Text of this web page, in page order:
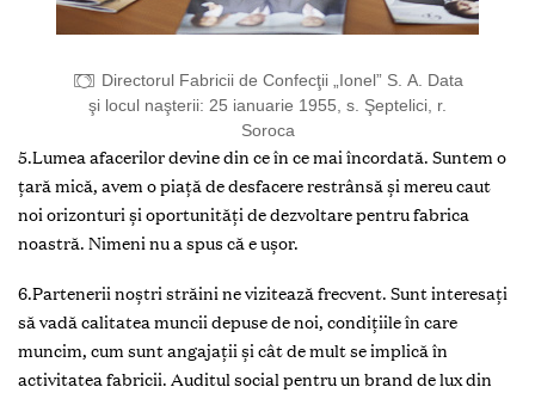
Directorul Fabricii de Confecţii „Ionel” S. A. Data
şi locul naşterii: 25 ianuarie 1955, s. Şeptelici, r.
Soroca
5.Lumea afacerilor devine din ce în ce mai încordată. Suntem o
ţară mică, avem o piaţă de desfacere restrânsă şi mereu caut
noi orizonturi şi oportunităţi de dezvoltare pentru fabrica
noastră. Nimeni nu a spus că e uşor.
6.Partenerii noştri străini ne vizitează frecvent. Sunt interesaţi
să vadă calitatea muncii depuse de noi, condiţiile în care
muncim, cum sunt angajaţii şi cât de mult se implică în
activitatea fabricii. Auditul social pentru un brand de lux din